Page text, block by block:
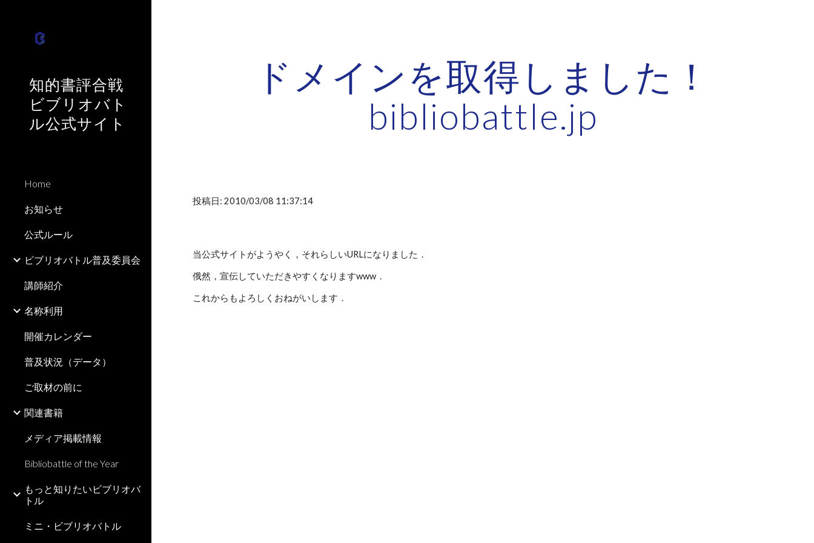
知的書評合戦
ビブリオバト
ル公式サイト
Home
お知らせ
公式ルール
ビブリオバトル普及委員会
講師紹介
名称利用
開催カレンダー
普及状況（データ）
ご取材の前に
関連書籍
メディア掲載情報
Bibliobattle of the Year
もっと知りたいビブリオバ
トル
ミニ・ビブリオバトル
ドメインを取得しました！
bibliobattle.jp
投稿日: 2010/03/08 11:37:14
当公式サイトがようやく，それらしいURLになりました．
俄然，宣伝していただきやすくなりますwww．
これからもよろしくおねがいします．